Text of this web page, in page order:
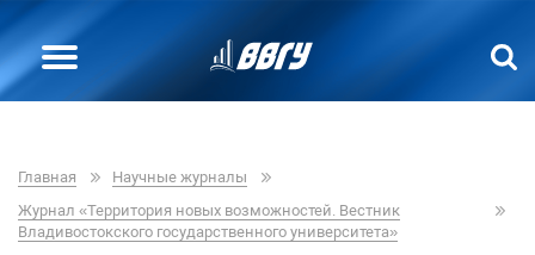
Главная
Научные журналы
Журнал «Территория новых возможностей. Вестник
Владивостокского государственного университета»